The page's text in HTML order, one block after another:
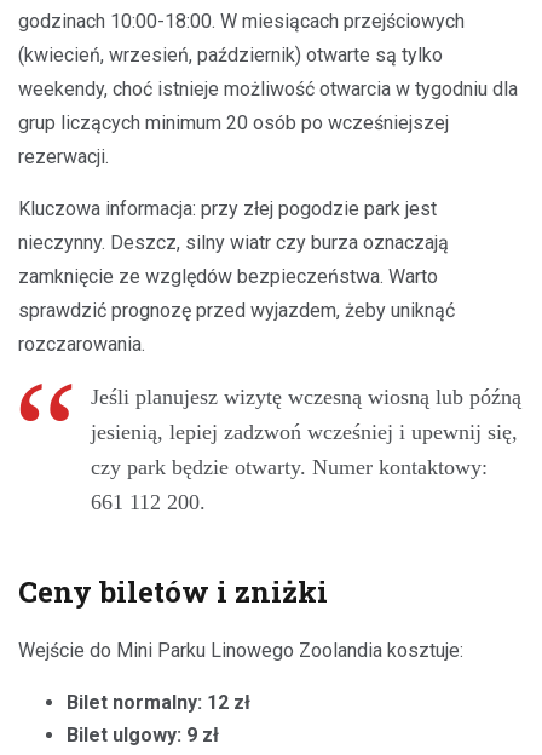
godzinach 10:00-18:00. W miesiącach przejściowych
(kwiecień, wrzesień, październik) otwarte są tylko
weekendy, choć istnieje możliwość otwarcia w tygodniu dla
grup liczących minimum 20 osób po wcześniejszej
rezerwacji.
Kluczowa informacja: przy złej pogodzie park jest
nieczynny. Deszcz, silny wiatr czy burza oznaczają
zamknięcie ze względów bezpieczeństwa. Warto
sprawdzić prognozę przed wyjazdem, żeby uniknąć
rozczarowania.
Jeśli planujesz wizytę wczesną wiosną lub późną
jesienią, lepiej zadzwoń wcześniej i upewnij się,
czy park będzie otwarty. Numer kontaktowy:
661 112 200.
Ceny biletów i zniżki
Wejście do Mini Parku Linowego Zoolandia kosztuje:
Bilet normalny: 12 zł
Bilet ulgowy: 9 zł